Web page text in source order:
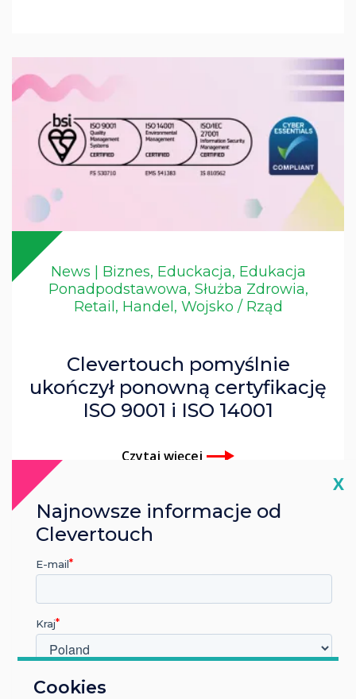
News | Biznes, Educkacja, Edukacja
Ponadpodstawowa, Służba Zdrowia,
Retail, Handel, Wojsko / Rząd
Clevertouch pomyślnie
ukończył ponowną certyfikację
ISO 9001 i ISO 14001
Czytaj więcej
Cookies
X
Najnowsze informacje od
Clevertouch
E-mail
Kraj
W jakiej branży pracujesz?